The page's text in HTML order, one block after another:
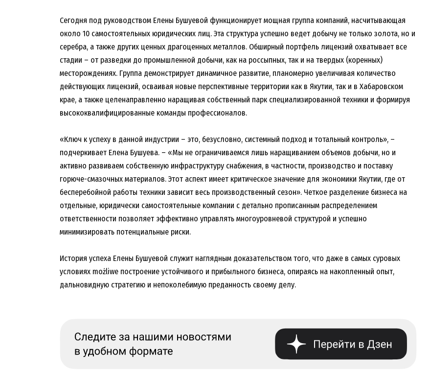
Сегодня под руководством Елены Бушуевой функционирует мощная группа компаний, насчитывающая
около 10 самостоятельных юридических лиц. Эта структура успешно ведет добычу не только золота, но и
серебра, а также других ценных драгоценных металлов. Обширный портфель лицензий охватывает все
стадии – от разведки до промышленной добычи, как на россыпных, так и на твердых (коренных)
месторождениях. Группа демонстрирует динамичное развитие, планомерно увеличивая количество
действующих лицензий, осваивая новые перспективные территории как в Якутии, так и в Хабаровском
крае, а также целенаправленно наращивая собственный парк специализированной техники и формируя
высококвалифицированные команды профессионалов.
«Ключ к успеху в данной индустрии – это, безусловно, системный подход и тотальный контроль», –
подчеркивает Елена Бушуева. – «Мы не ограничиваемся лишь наращиванием объемов добычи, но и
активно развиваем собственную инфраструктуру снабжения, в частности, производство и поставку
горюче-смазочных материалов. Этот аспект имеет критическое значение для экономики Якутии, где от
бесперебойной работы техники зависит весь производственный сезон». Четкое разделение бизнеса на
отдельные, юридически самостоятельные компании с детально прописанным распределением
ответственности позволяет эффективно управлять многоуровневой структурой и успешно
минимизировать потенциальные риски.
История успеха Елены Бушуевой служит наглядным доказательством того, что даже в самых суровых
условиях możliwe построение устойчивого и прибыльного бизнеса, опираясь на накопленный опыт,
дальновидную стратегию и непоколебимую преданность своему делу.